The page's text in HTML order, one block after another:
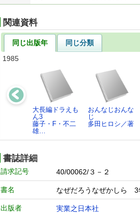
関連資料
同じ出版年
同じ分類
1985
大長編ドラえも
ん3
藤子・F・不二
雄…
おんなじおんな
じ
多田ヒロシ／著
書誌詳細
請求記号 40/00062/３－２
書名 なぜだろうなぜかし
出版者 実業之日本社